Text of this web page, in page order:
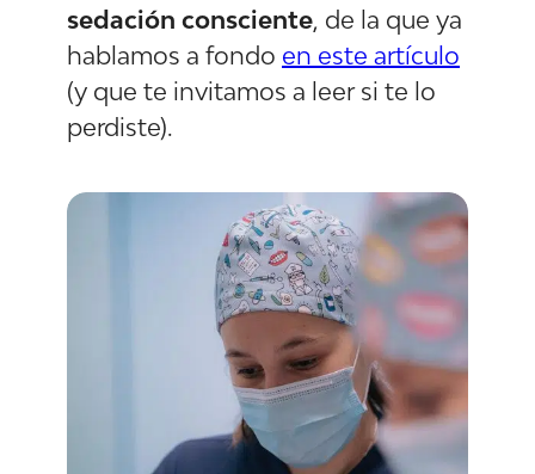
sedación consciente, de la que ya
hablamos a fondo en este artículo
(y que te invitamos a leer si te lo
perdiste).